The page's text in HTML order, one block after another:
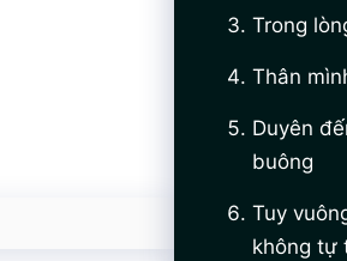
Trong
Thân
Duyên
buông
Tuy
không tự